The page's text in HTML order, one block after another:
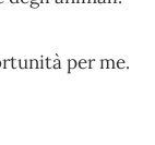
per me.